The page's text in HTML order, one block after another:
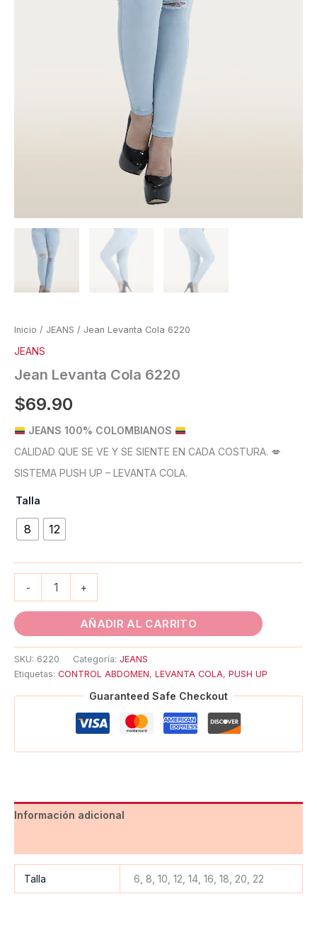
Inicio / JEANS / Jean Levanta Cola 6220
JEANS
Jean Levanta Cola 6220
$69.90
JEANS 100% COLOMBIANOS
CALIDAD QUE SE VE Y SE SIENTE EN CADA COSTURA. 💋
SISTEMA PUSH UP – LEVANTA COLA.
Talla
8 12
- +
AÑADIR AL CARRITO
SKU: 6220 Categoría: JEANS
Etiquetas: CONTROL ABDOMEN, LEVANTA COLA, PUSH UP
Guaranteed Safe Checkout
Información adicional
Talla 6, 8, 10, 12, 14, 16, 18, 20, 22